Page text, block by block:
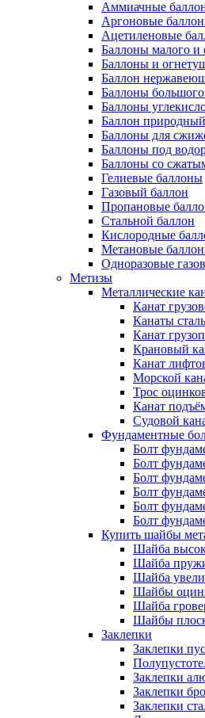
Аммиачные
Аргоновые
Ацетиленовые
Баллоны малого и
Баллоны и
Баллон
Баллоны
Баллоны
Баллон природный
Баллоны для
Баллоны под
Баллоны со
Гелиевые баллоны
Газовый баллон
Пропановые
Стальной баллон
Кислородные
Метановые
Одноразовые
Метизы
Металлические
Канат
Канаты
Канат
Крановый
Канат
Морской
Трос
Канат
Судовой
Фундаментные
Болт
Болт
Болт
Болт
Болт
Болт
Купить шайбы
Шайба
Шайба
Шайба
Шайбы
Шайба
Шайбы
Заклепки
Заклепки
Заклепки
Заклепки
Заклепки